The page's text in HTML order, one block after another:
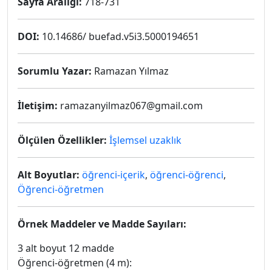
DOI: 10.14686/ buefad.v5i3.5000194651
Sorumlu Yazar: Ramazan Yılmaz
İletişim: ramazanyilmaz067@gmail.com
Ölçülen Özellikler: İşlemsel uzaklık
Alt Boyutlar: öğrenci-içerik, öğrenci-öğrenci,
Öğrenci-öğretmen
Örnek Maddeler ve Madde Sayıları:
3 alt boyut 12 madde
Öğrenci-öğretmen (4 m):